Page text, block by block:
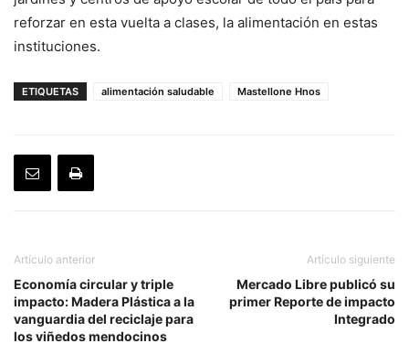
reforzar en esta vuelta a clases, la alimentación en estas
instituciones.
ETIQUETAS alimentación saludable Mastellone Hnos
Artículo anterior
Economía circular y triple
impacto: Madera Plástica a la
vanguardia del reciclaje para
los viñedos mendocinos
Artículo siguiente
Mercado Libre publicó su
primer Reporte de impacto
Integrado